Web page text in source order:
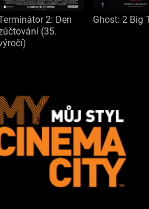
2: Den
(35.
Ghost: 2 Big